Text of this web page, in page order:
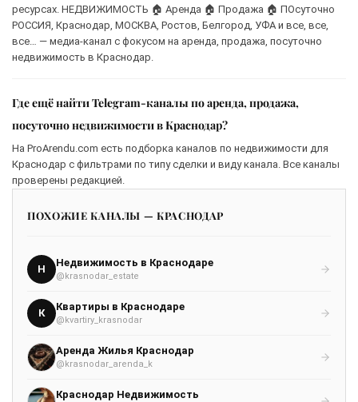
ресурсах. НЕДВИЖИМОСТЬ 🏠 Аренда 🏠 Продажа 🏠 ПОсуточно
РОССИЯ, Краснодар, МОСКВА, Ростов, Белгород, УФА и все, все,
все… — медиа-канал с фокусом на аренда, продажа, посуточно
недвижимость в Краснодар.
Где ещё найти Telegram-каналы по аренда, продажа,
посуточно недвижимости в Краснодар?
На ProArendu.com есть подборка каналов по недвижимости для
Краснодар с фильтрами по типу сделки и виду канала. Все каналы
проверены редакцией.
ПОХОЖИЕ КАНАЛЫ — КРАСНОДАР
Н
Недвижимость в Краснодаре
@krasnodar_estate
К
Квартиры в Краснодаре
@kvartiry_krasnodar
Аренда Жилья Краснодар
@krasnodar_arenda_k
Краснодар Недвижимость